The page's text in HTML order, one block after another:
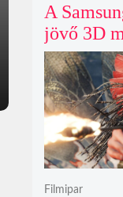
A
jövő 3D
villantja
mi csak
akarunk
Filmipar